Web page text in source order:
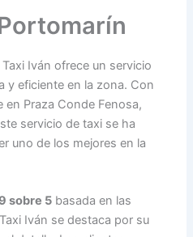
Iván ofrece un servicio
y eficiente en la zona. Con
Praza Conde Fenosa,
servicio de taxi se ha
uno de los mejores en la
sobre 5 basada en las
Iván se destaca por su